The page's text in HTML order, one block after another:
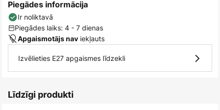
Piegādes informācija
Ir noliktavā
Piegādes laiks: 4 - 7 dienas
Apgaismotājs nav iekļauts
Izvēlieties E27 apgaismes līdzekli
Līdzīgi produkti